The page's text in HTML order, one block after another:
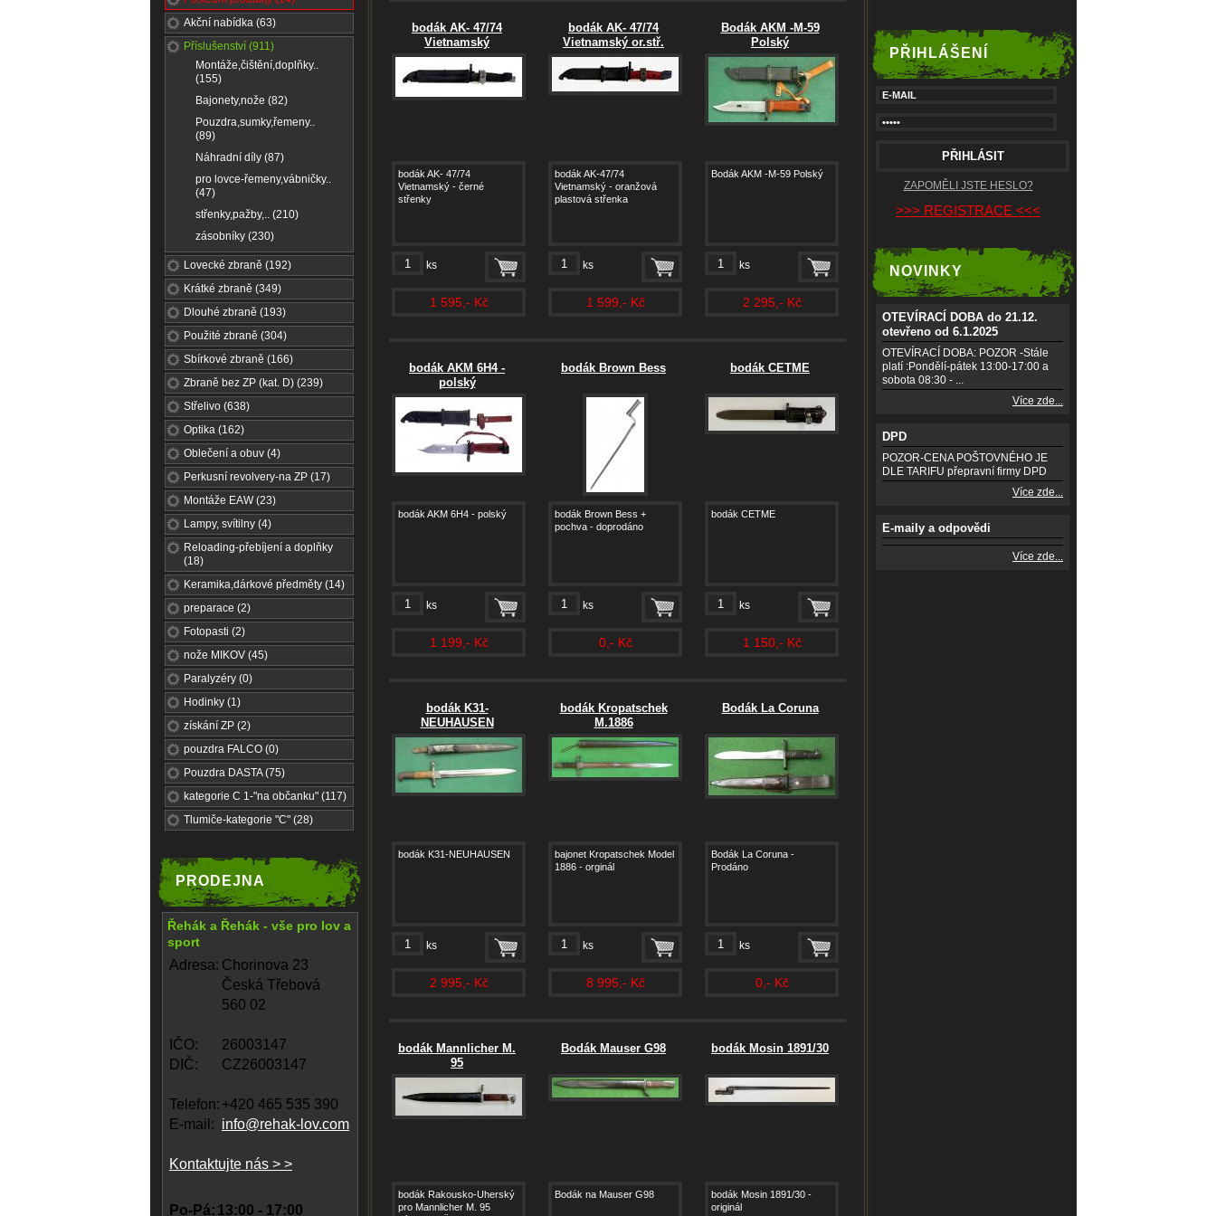
Akční nabídka (63)
Příslušenství (911)
Montáže,čištění,doplňky..
(155)
Bajonety,nože (82)
Pouzdra,sumky,řemeny..
(89)
Náhradní díly (87)
pro lovce-řemeny,vábničky..
(47)
střenky,pažby,.. (210)
zásobníky (230)
Lovecké zbraně (192)
Krátké zbraně (349)
Dlouhé zbraně (193)
Použité zbraně (304)
Sbírkové zbraně (166)
Zbraně bez ZP (kat. D) (239)
Střelivo (638)
Optika (162)
Oblečení a obuv (4)
Perkusní revolvery-na ZP (17)
Montáže EAW (23)
Lampy, svítilny (4)
Reloading-přebíjení a doplňky
(18)
Keramika,dárkové předměty (14)
preparace (2)
Fotopasti (2)
nože MIKOV (45)
Paralyzéry (0)
Hodinky (1)
získání ZP (2)
pouzdra FALCO (0)
Pouzdra DASTA (75)
kategorie C 1-"na občanku" (117)
Tlumiče-kategorie "C" (28)
PRODEJNA
Řehák a Řehák - vše pro lov a
sport
Adresa: Chorinova 23
Česká Třebová
560 02
IČO:
26003147
DIČ:
CZ26003147
Telefon: +420 465 535 390
E-mail: info@rehak-lov.com
Kontaktujte nás > >
Po-Pá: 13:00 - 17:00
bodák AK- 47/74
Vietnamský
bodák AK- 47/74
Vietnamský - černé
střenky
ks
1 595,- Kč
bodák AK- 47/74
Vietnamský or.stř.
bodák AK-47/74
Vietnamský - oranžová
plastová střenka
ks
1 599,- Kč
Bodák AKM -M-59
Polský
Bodák AKM -M-59 Polský
ks
2 295,- Kč
bodák AKM 6H4 -
polský
bodák AKM 6H4 - polský
ks
1 199,- Kč
bodák Brown Bess
bodák Brown Bess +
pochva - doprodáno
ks
0,- Kč
bodák CETME
bodák CETME
ks
1 150,- Kč
bodák K31-
NEUHAUSEN
bodák K31-NEUHAUSEN
ks
2 995,- Kč
bodák Kropatschek
M.1886
bajonet Kropatschek Model
1886 - orginál
ks
8 995,- Kč
Bodák La Coruna
Bodák La Coruna -
Prodáno
ks
0,- Kč
bodák Mannlicher M.
95
bodák Rakousko-Uherský
pro Mannlicher M. 95
Bodák Mauser G98
Bodák na Mauser G98
bodák Mosin 1891/30
bodák Mosin 1891/30 -
originál
PŘIHLÁŠENÍ
ZAPOMĚLI JSTE HESLO?
>>> REGISTRACE <<<
NOVINKY
OTEVÍRACÍ DOBA do 21.12.
otevřeno od 6.1.2025
OTEVÍRACÍ DOBA: POZOR -Stále
platí :Pondělí-pátek 13:00-17:00 a
sobota 08:30 - ...
Více zde...
DPD
POZOR-CENA POŠTOVNÉHO JE
DLE TARIFU přepravní firmy DPD
Více zde...
E-maily a odpovědi
Více zde...